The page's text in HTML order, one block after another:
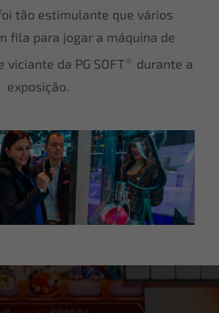
tão estimulante que vários
fila para jogar a máquina de
da PG SOFT® durante a
exposição.